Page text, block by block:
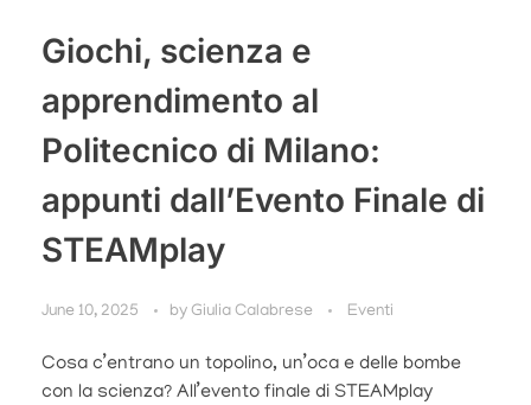
Giochi, scienza e
apprendimento al
Politecnico di Milano:
appunti dall’Evento Finale di
STEAMplay
June 10, 2025 by Giulia Calabrese Eventi
Cosa c’entrano un topolino, un’oca e delle bombe
con la scienza? All’evento finale di STEAMplay